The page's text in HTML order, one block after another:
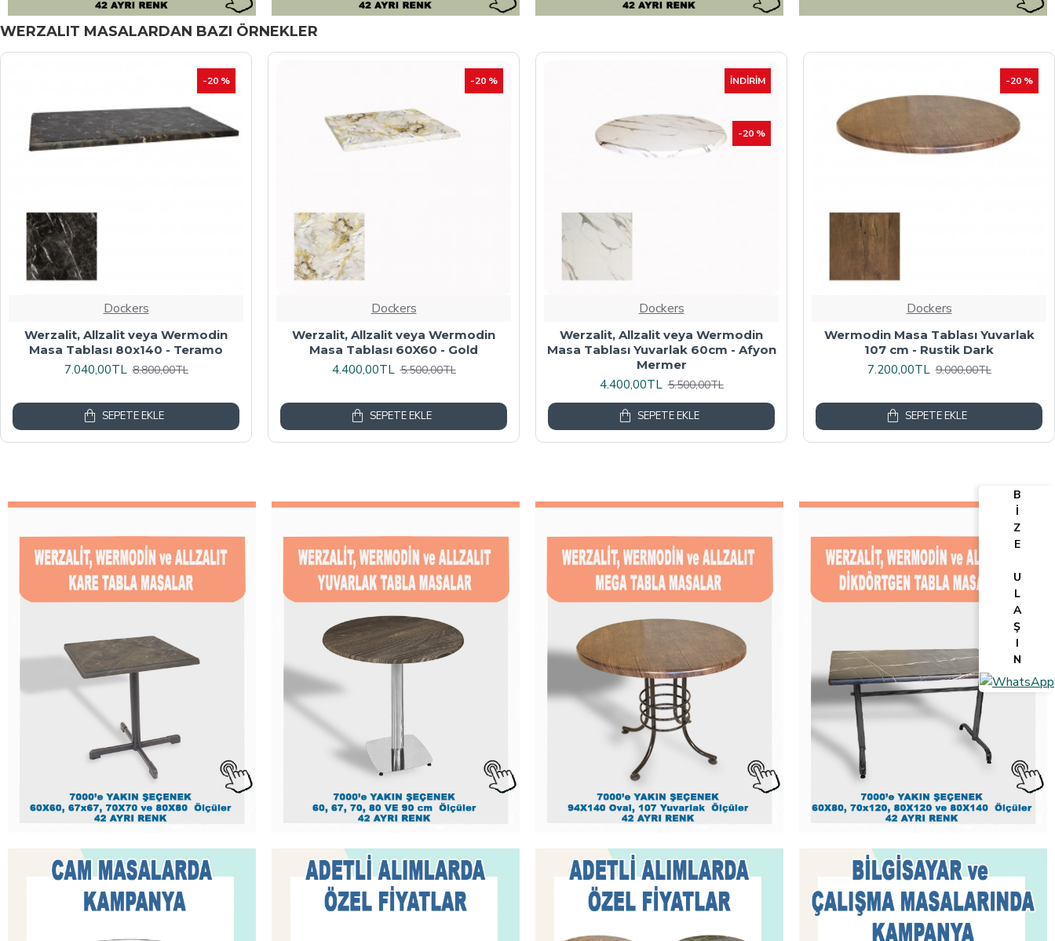
WERZALIT MASALARDAN BAZI ÖRNEKLER
-20 %
Dockers
Werzalit veya Wermodin Masa
Tablası Oval 94x146 - Indiana Wood
8.000,00TL 10.000,00TL
SEPETE EKLE
-20 %
Dockers
Wermodin Masa Tablası 80X60 -
Akçaağaç
4.800,00TL 6.000,00TL
SEPETE EKLE
-20 %
Dockers
Wermodin Masa Tablası Dalgalı Kare
67x67 cm - Karacabey Mermer
4.800,00TL 6.000,00TL
SEPETE EKLE
İNDIRIM
-20 %
Dockers
Werzalit, Allzalit veya Wermodin
Masa Tablası 70X120 - Afyon Mermer
6.080,00TL 7.600,00TL
SEPETE EKLE
B
İ
Z
E
U
L
A
Ş
I
N